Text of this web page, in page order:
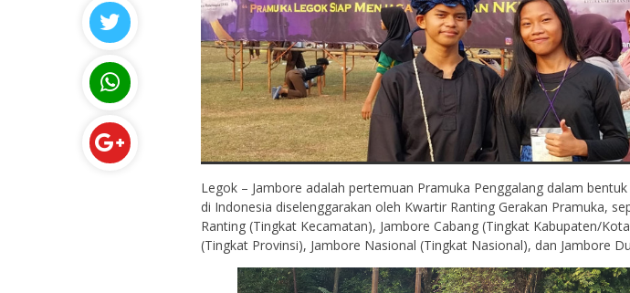
Legok – Jambore adalah pertemuan Pramuka Penggalang dalam
di Indonesia diselenggarakan oleh Kwartir Ranting Gerakan Pramuka,
Ranting (Tingkat Kecamatan), Jambore Cabang (Tingkat Kabupaten/
(Tingkat Provinsi), Jambore Nasional (Tingkat Nasional), dan Jambore